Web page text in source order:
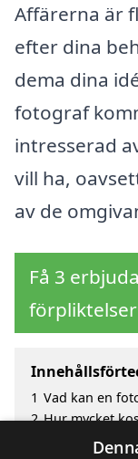
Affärerna är
efter dina
dema dina
fotograf
intresserad
vill ha,
av de
Få 3
förpliktelser
1 Vad kan en
2 Hur mycket
Fördelar med